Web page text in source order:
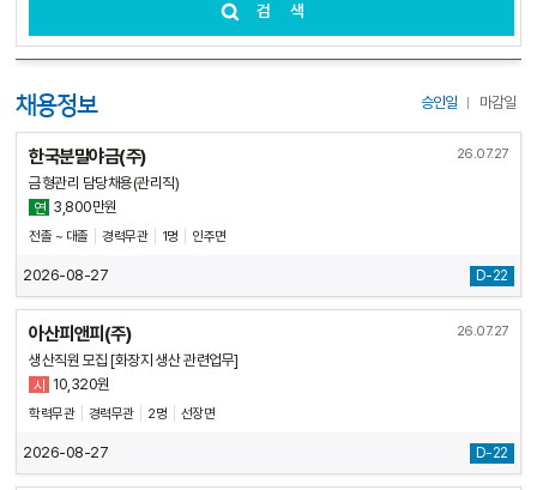
검색
채용정보 승인일 마감일
한국분말야금(주)
금형관리 담당채용(관리직)
연 3,800만원
전졸 ~ 대졸 경력무관 1명 인주면
26.07.27
2026-08-27 D-22
아산피앤피(주)
생산직원 모집 [화장지 생산 관련업무]
시 10,320원
학력무관 경력무관 2명 선장면
26.07.27
2026-08-27 D-22